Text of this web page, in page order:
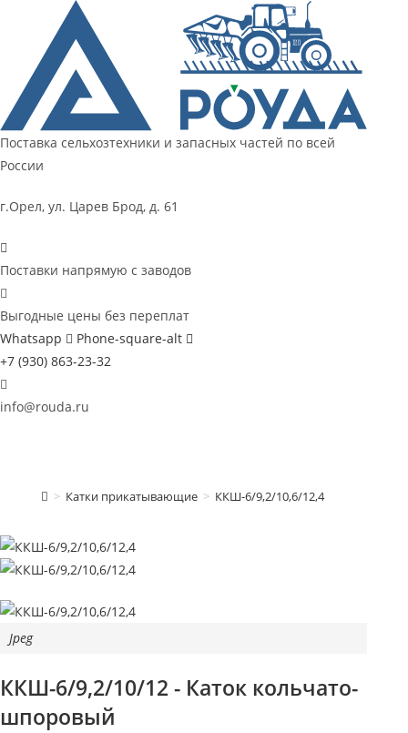
содержимому
Поставка сельхозтехники и запасных частей по всей
России
г.Орел, ул. Царев Брод, д. 61
Поставки напрямую с заводов
Выгодные цены без переплат
Whatsapp
Phone-square-alt
+7 (930) 863-23-32
info@rouda.ru
> Катки прикатывающие > ККШ-6/9,2/10,6/12,4
Jpeg
ККШ-6/9,2/10/12 - Каток кольчато-
шпоровый